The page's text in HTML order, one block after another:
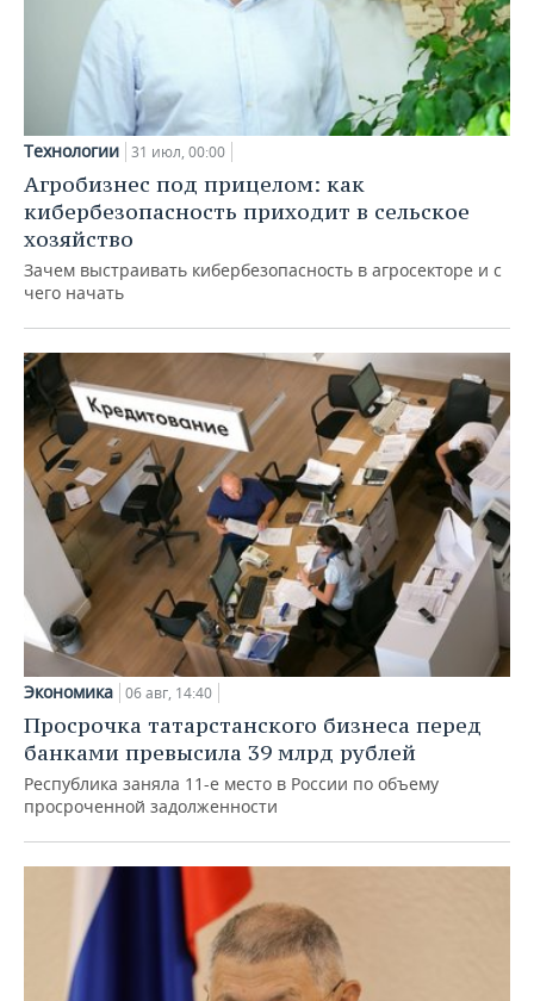
Технологии 31 июл, 00:00
Агробизнес под прицелом: как
кибербезопасность приходит в сельское
хозяйство
Зачем выстраивать кибербезопасность в агросекторе и с
чего начать
Экономика 06 авг, 14:40
Просрочка татарстанского бизнеса перед
банками превысила 39 млрд рублей
Республика заняла 11-е место в России по объему
просроченной задолженности